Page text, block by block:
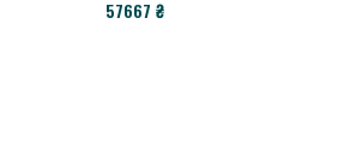
₴